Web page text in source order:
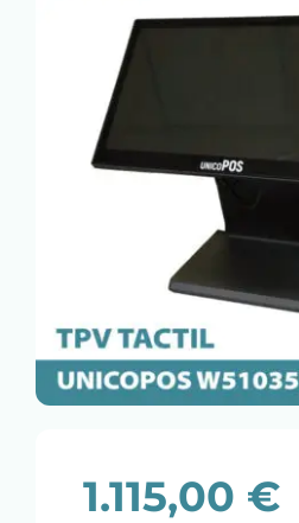
1.115,00 €